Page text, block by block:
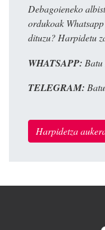
Debagoieneko
ordukoak
dituzu? Harpidetu
WHATSAPP: Batu
TELEGRAM:
Harpidetza